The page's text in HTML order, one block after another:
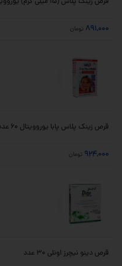
891,000 تومان
قرص زینک پلاس پابا یوروویتال 60 عدد
924,000 تومان
قرص دینو نیچرز اونلی 30 عدد